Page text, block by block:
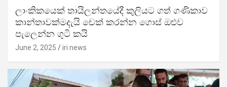
ලාංකිකයෙක් තායිලන්තයේදී කුලියට ගත් ගණිකාව
කාන්තාවක්මදැයි චෙක් කරන්න ගොස් ඔළුව
පැලෙන්න ගුටි කයි
June 2, 2025 iri news